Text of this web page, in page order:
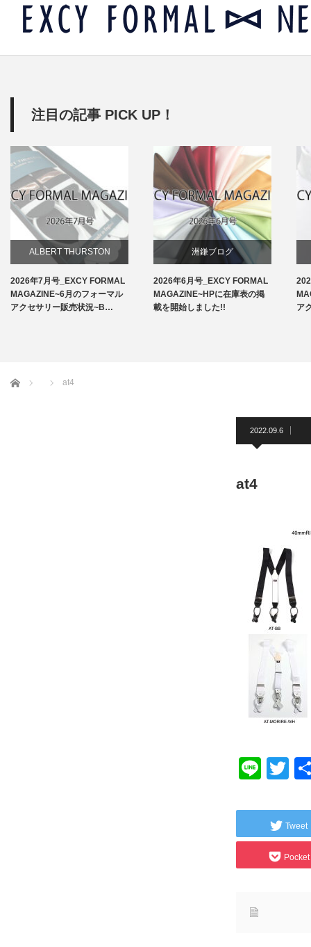
注目の記事 PICK UP！
ALBERT THURSTON
お知らせ
2026年7月号_EXCY FORMAL
MAGAZINE~6月のフォーマル
アクセサリー販売状況~B…
洲鎌ブログ
2026年6月号_EXCY FORMAL
MAGAZINE~HPに在庫表の掲
載を開始しました!!
ア
ホーム at4
2022.09.6
at4
Line
Tweet
Pocket